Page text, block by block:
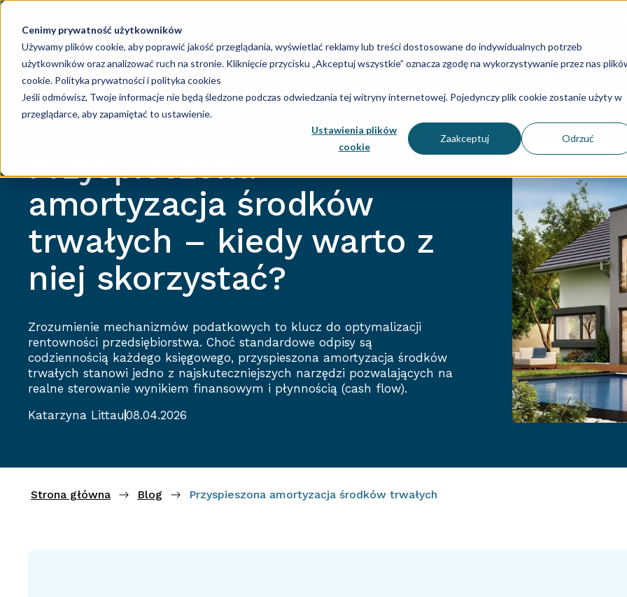
Cenimy prywatność użytkowników
Używamy plików cookie, aby poprawić jakość przeglądania, wyświetlać reklamy lub treści dostosowane do indywidualnych potrzeb
użytkowników oraz analizować ruch na stronie. Kliknięcie przycisku „Akceptuj wszystkie” oznacza zgodę na wykorzystywanie przez nas
cookie.Polityka prywatności i polityka cookies
Jeśli odmówisz, Twoje informacje nie będą śledzone podczas odwiedzania tej witryny internetowej. Pojedynczy plik cookie zostanie użyty w
przeglądarce, aby zapamiętać to ustawienie.
Ustawienia plików
cookie
Zaakceptuj Odrzuć
KsięgowośćKadry i płaceSprawozdania Technologia
Przyspieszona
amortyzacja środków
trwałych – kiedy warto z
niej skorzystać?
Zrozumienie mechanizmów podatkowych to klucz do optymalizacji
rentowności przedsiębiorstwa. Choć standardowe odpisy są
codziennością każdego księgowego, przyspieszona amortyzacja środków
trwałych stanowi jedno z najskuteczniejszych narzędzi pozwalających na
realne sterowanie wynikiem finansowym i płynnością (cash flow).
Katarzyna Littau 08.04.2026
Strona główna Blog Przyspieszona amortyzacja środków trwałych